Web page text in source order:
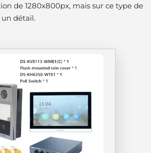
de 1280x800px, mais sur ce type de
détail.